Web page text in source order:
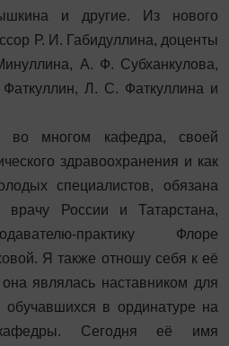
и другие. Из нового
Р. И. Габидуллина, доценты
А. Ф. Субханкулова,
Л. С. Фаткуллина и
во многом кафедра, своей
здравоохранения и как
специалистов, обязана
врачу России и Татарстана,
практику Флоре
Я также отношу себя к её
являлась наставником для
в ординатуре на
кафедры. Сегодня её имя